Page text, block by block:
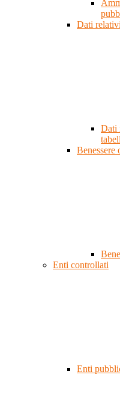
Dati
Dati
Benessere
Enti controllati
Enti